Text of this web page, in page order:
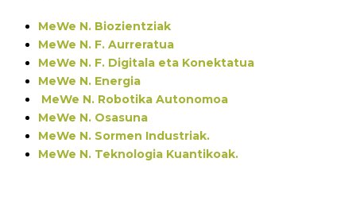
MeWe N. Biozientziak
MeWe N. F. Aurreratua
MeWe N. F. Digitala eta Konektatua
MeWe N. Energia
MeWe N. Robotika Autonomoa
MeWe N. Osasuna
MeWe N. Sormen Industriak.
MeWe N. Teknologia Kuantikoak.